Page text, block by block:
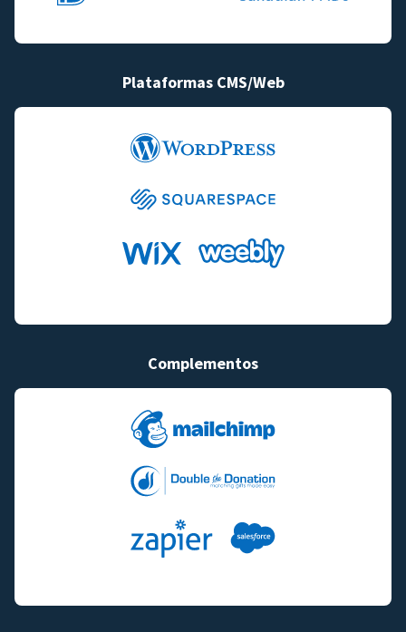
Plataformas CMS/Web
Complementos